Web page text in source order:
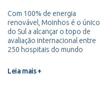
Com 100% de energia
renovável, Moinhos é o único
do Sul a alcançar o topo de
avaliação internacional entre
250 hospitais do mundo
Leia mais +